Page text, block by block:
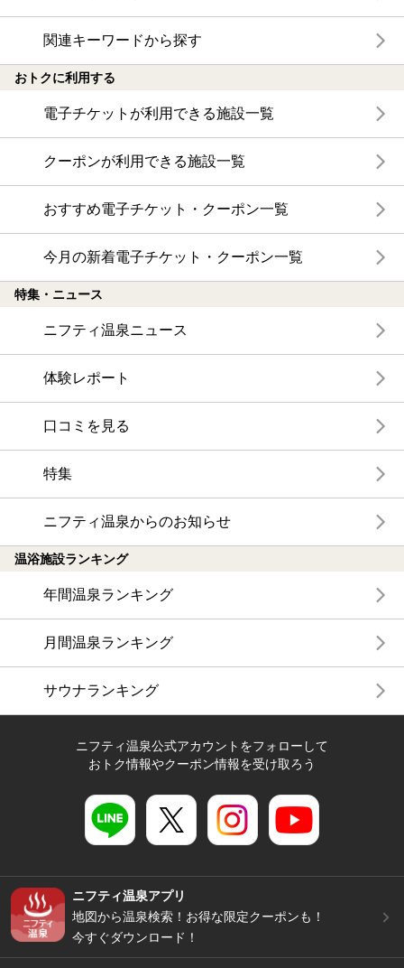
関連キーワードから探す
おトクに利用する
電子チケットが利用できる施設一覧
クーポンが利用できる施設一覧
おすすめ電子チケット・クーポン一覧
今月の新着電子チケット・クーポン一覧
特集・ニュース
ニフティ温泉ニュース
体験レポート
口コミを見る
特集
ニフティ温泉からのお知らせ
温浴施設ランキング
年間温泉ランキング
月間温泉ランキング
サウナランキング
ニフティ温泉公式アカウントをフォローして
おトク情報やクーポン情報を受け取ろう
ニフティ温泉アプリ
地図から温泉検索！お得な限定クーポンも！
今すぐダウンロード！